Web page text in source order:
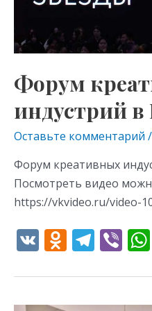
Форум
индустрий
Оставьте комментарий /
Форум креативных
Посмотреть видео
https://vkvideo.ru/video-
V O
n
T
e
Vi
er